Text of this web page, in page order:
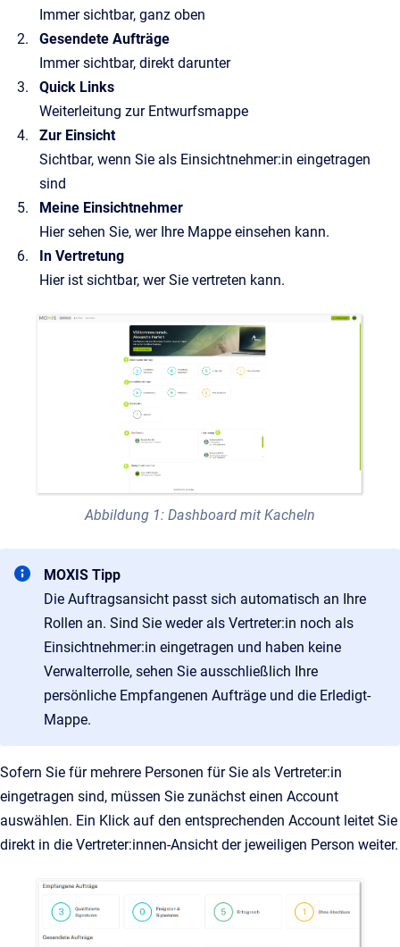
Immer sichtbar, ganz oben
Gesendete Aufträge
Immer sichtbar, direkt darunter
Quick Links
Weiterleitung zur Entwurfsmappe
Zur Einsicht
Sichtbar, wenn Sie als Einsichtnehmer:in eingetragen
sind
Meine Einsichtnehmer
Hier sehen Sie, wer Ihre Mappe einsehen kann.
In Vertretung
Hier ist sichtbar, wer Sie vertreten kann.
Abbildung 1: Dashboard mit Kacheln
MOXIS Tipp
Die Auftragsansicht passt sich automatisch an Ihre
Rollen an. Sind Sie weder als Vertreter:in noch als
Einsichtnehmer:in eingetragen und haben keine
Verwalterrolle, sehen Sie ausschließlich Ihre
persönliche Empfangenen Aufträge und die Erledigt-
Mappe.
Sofern Sie für mehrere Personen für Sie als Vertreter:in
eingetragen sind, müssen Sie zunächst einen Account
auswählen. Ein Klick auf den entsprechenden Account leitet Sie
direkt in die Vertreter:innen-Ansicht der jeweiligen Person weiter.